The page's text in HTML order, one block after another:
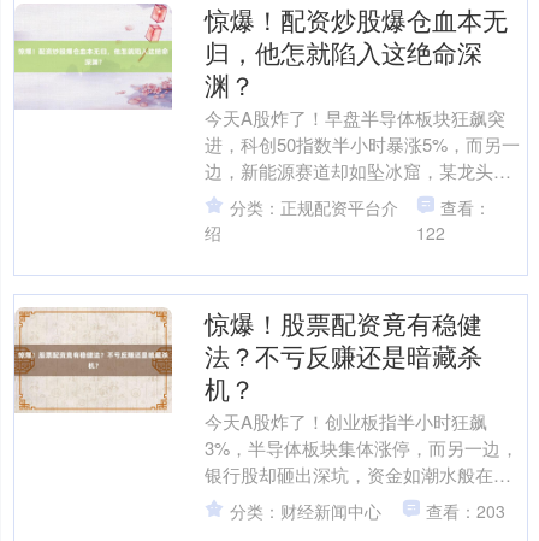
惊爆！配资炒股爆仓血本无
归，他怎就陷入这绝命深
渊？
今天A股炸了！早盘半导体板块狂飙突
进，科创50指数半小时暴涨5%，而另一
边，新能源赛道却如坠冰窟，某龙头股
开盘十分钟封死跌停板。资金在刀尖上
起舞，有人单日爆赚3....
分类：正规配资平台介
绍
查看：
122
惊爆！股票配资竟有稳健
法？不亏反赚还是暗藏杀
机？
今天A股炸了！创业板指半小时狂飙
3%，半导体板块集体涨停，而另一边，
银行股却砸出深坑，资金如潮水般在板
块间横冲直撞。这场冰火两重天的戏码
背后，一场关于“股票配资....
分类：财经新闻中心 查看：203